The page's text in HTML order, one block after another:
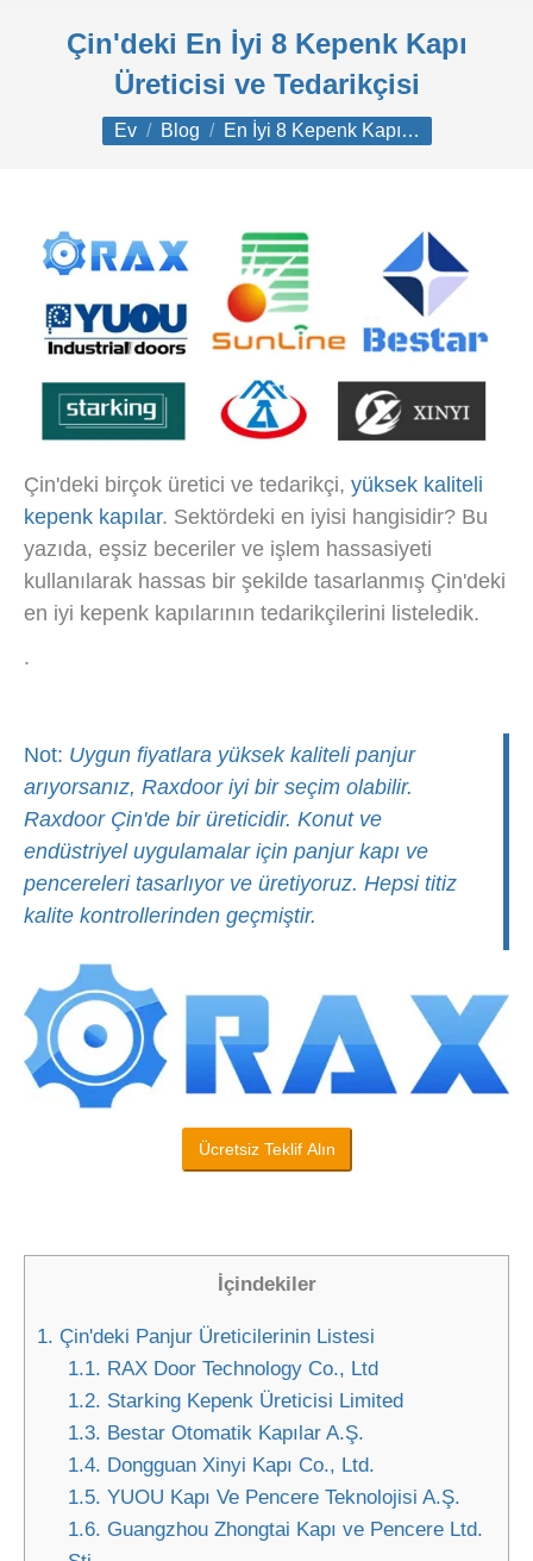
Çin'deki En İyi 8 Kepenk Kapı
Üreticisi ve Tedarikçisi
Buradasınız:
Ev Blog En İyi 8 Kepenk Kapı…
Çin'deki birçok üretici ve tedarikçi, yüksek kaliteli
kepenk kapılar. Sektördeki en iyisi hangisidir? Bu
yazıda, eşsiz beceriler ve işlem hassasiyeti
kullanılarak hassas bir şekilde tasarlanmış Çin'deki
en iyi kepenk kapılarının tedarikçilerini listeledik.
.
Not: Uygun fiyatlara yüksek kaliteli panjur
arıyorsanız, Raxdoor iyi bir seçim olabilir.
Raxdoor Çin'de bir üreticidir. Konut ve
endüstriyel uygulamalar için panjur kapı ve
pencereleri tasarlıyor ve üretiyoruz. Hepsi titiz
kalite kontrollerinden geçmiştir.
Ücretsiz Teklif Alın
İçindekiler
1. Çin'deki Panjur Üreticilerinin Listesi
1.1. RAX Door Technology Co., Ltd
1.2. Starking Kepenk Üreticisi Limited
1.3. Bestar Otomatik Kapılar A.Ş.
1.4. Dongguan Xinyi Kapı Co., Ltd.
1.5. YUOU Kapı Ve Pencere Teknolojisi A.Ş.
1.6. Guangzhou Zhongtai Kapı ve Pencere Ltd.